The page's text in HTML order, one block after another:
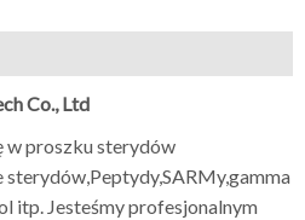
Co., Ltd
w proszku sterydów
itp. Jesteśmy profesjonalnym